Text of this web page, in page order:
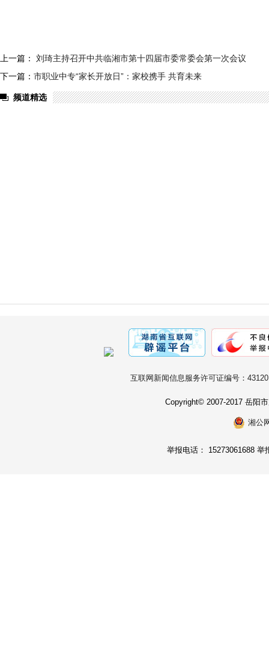
上一篇： 刘琦主持召开中共临湘市第十四届市委常委会第一次会议
下一篇： 市职业中专“家长开放日”：家校携手 共育未来
频道精选
互联网新闻信息服务许可证编号：
Copyright© 2007-2017 岳阳
湘公
举报电话： 15273061688